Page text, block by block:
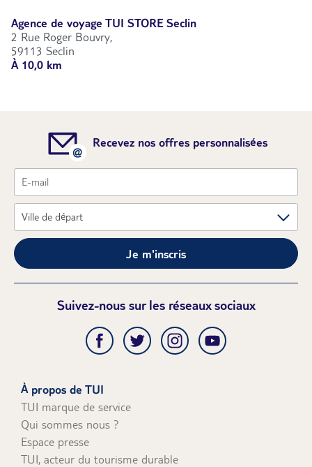
Agence de voyage TUI STORE Seclin
2 Rue Roger Bouvry,
59113 Seclin
À 10,0 km
Recevez nos offres personnalisées
Je m'inscris
Suivez-nous sur les réseaux sociaux
À propos de TUI
TUI marque de service
Qui sommes nous ?
Espace presse
TUI, acteur du tourisme durable